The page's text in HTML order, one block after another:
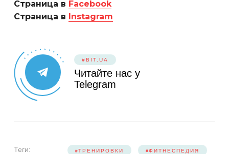
Страница в Facebook
Страница в Instagram
#BIT.UA
Читайте нас у
Telegram
Теги: ТРЕНИРОВКИ ФИТНЕСПЕДИЯ